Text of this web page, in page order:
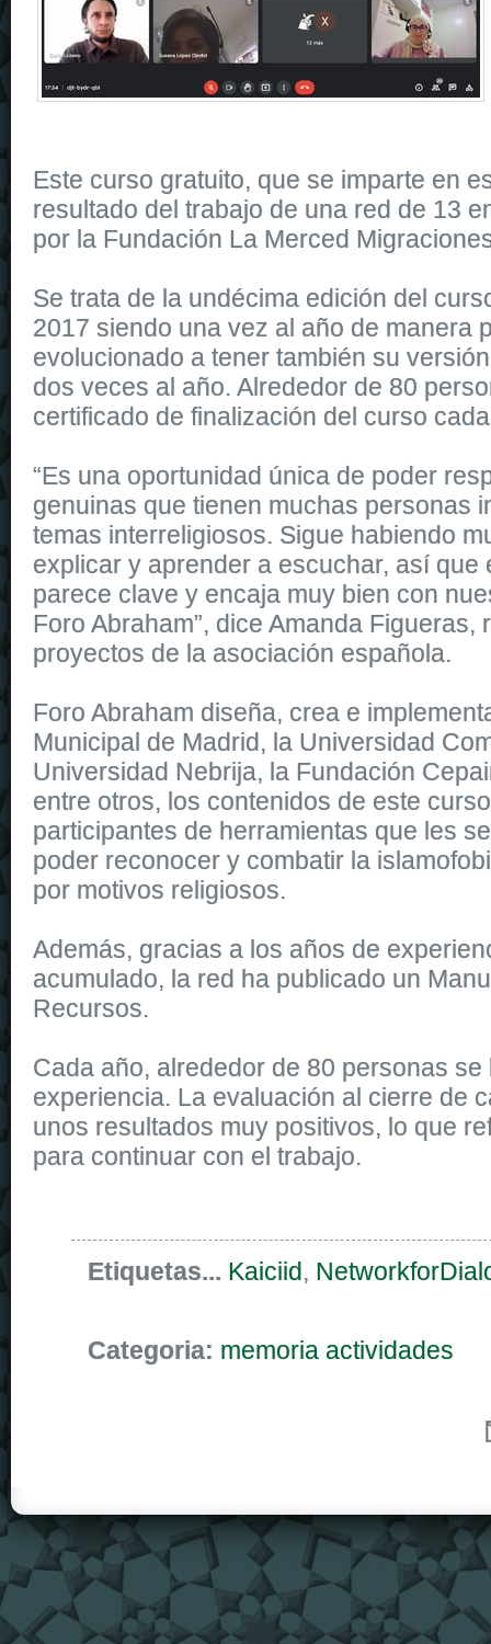
Este curso gratuito, que se imparte en
resultado del trabajo de una red de 13
por la Fundación La Merced
Se trata de la undécima edición del
2017 siendo una vez al año de manera
evolucionado a tener también su
dos veces al año. Alrededor de 80
certificado de finalización del curso
“Es una oportunidad única de poder
genuinas que tienen muchas personas
temas interreligiosos. Sigue habiendo
explicar y aprender a escuchar, así que
parece clave y encaja muy bien con
Foro Abraham”, dice Amanda Figueras,
proyectos de la asociación española.
Foro Abraham diseña, crea e
Municipal de Madrid, la Universidad
Universidad Nebrija, la Fundación
entre otros, los contenidos de este
participantes de herramientas que les
poder reconocer y combatir la
por motivos religiosos.
Además, gracias a los años de
acumulado, la red ha publicado un
Recursos.
Cada año, alrededor de 80 personas
experiencia. La evaluación al cierre de
unos resultados muy positivos, lo que
para continuar con el trabajo.
Etiquetas... Kaiciid,
Categoria: memoria actividades